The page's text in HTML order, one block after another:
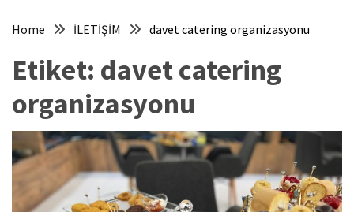
Home İLETİŞİM davet catering organizasyonu
Etiket: davet catering
organizasyonu